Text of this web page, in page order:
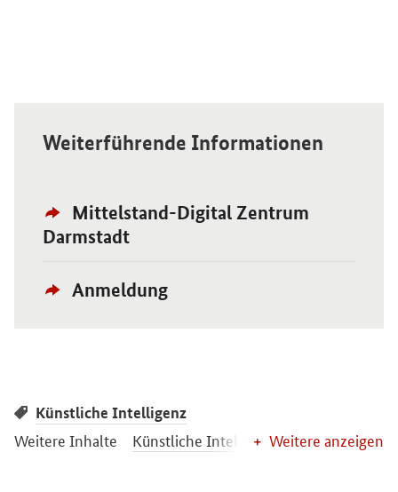
Weiterführende Informationen
Externer
Link:
Mittelstand-Digital Zentrum
Darmstadt
Öffnet Einzelsicht
Externer
Anmeldung
Öffnet Einzelsicht
Künstliche Intelligenz
Weitere Inhalte Künstliche IntelligenzWeitere anzeigen